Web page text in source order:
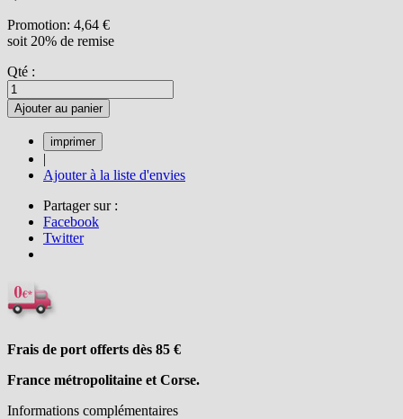
Promotion: 4,64 €
soit 20% de remise
Qté :
Ajouter au panier
|
Ajouter à la liste d'envies
Partager sur :
Facebook
Twitter
Frais de port offerts dès 85 €
France métropolitaine et Corse.
Informations complémentaires